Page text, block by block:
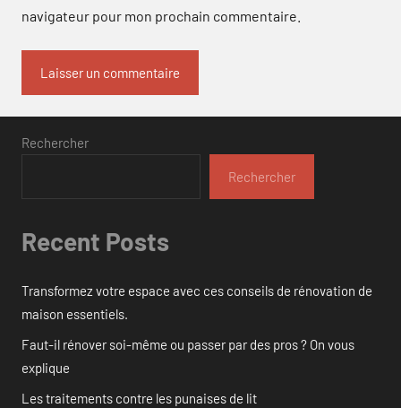
navigateur pour mon prochain commentaire.
Rechercher
Rechercher
Recent Posts
Transformez votre espace avec ces conseils de rénovation de
maison essentiels.
Faut-il rénover soi-même ou passer par des pros ? On vous
explique
Les traitements contre les punaises de lit